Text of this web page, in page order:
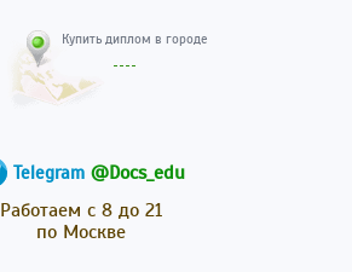
Telegram @Docs_edu
Работаем с 8 до 21
по Москве